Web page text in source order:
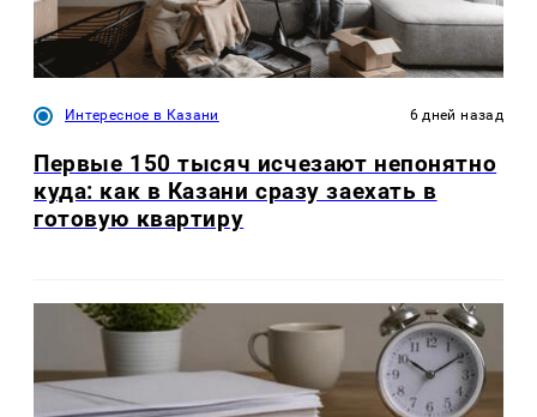
Интересное в Казани 6 дней назад
Первые 150 тысяч исчезают непонятно
куда: как в Казани сразу заехать в
готовую квартиру